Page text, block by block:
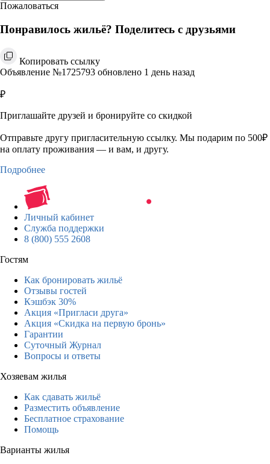
Пожаловаться
Понравилось жильё? Поделитесь с друзьями
Копировать ссылку
Объявление №1725793 обновлено 1 день назад
₽
Приглашайте друзей и бронируйте со скидкой
Отправьте другу пригласительную ссылку. Мы подарим по 500₽
на оплату проживания — и вам, и другу.
Подробнее
Личный кабинет
Служба поддержки
8 (800) 555 2608
Гостям
Как бронировать жильё
Отзывы гостей
Кэшбэк 30%
Акция «Пригласи друга»
Акция «Скидка на первую бронь»
Гарантии
Суточный Журнал
Вопросы и ответы
Хозяевам жилья
Как сдавать жильё
Разместить объявление
Бесплатное страхование
Помощь
Варианты жилья